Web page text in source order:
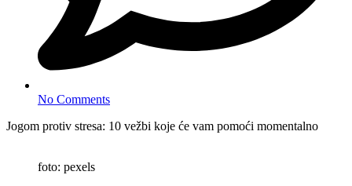
No Comments
Jogom protiv stresa: 10 vežbi koje će vam pomoći momentalno
foto: pexels